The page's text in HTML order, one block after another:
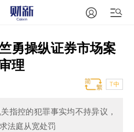
勇操纵证券市场案
理
T中
指控的犯罪事实均不持异议，
法庭从宽处罚